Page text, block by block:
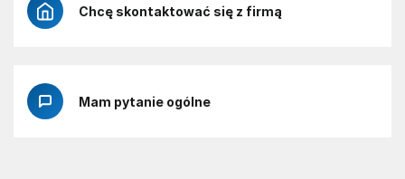
Chcę skontaktować się z firmą
Mam pytanie ogólne